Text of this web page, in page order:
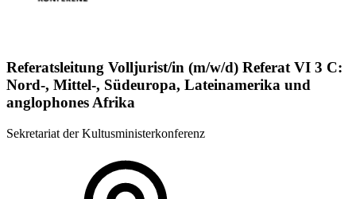
Referatsleitung Volljurist/in (m/w/d) Referat VI 3 C:
Nord-, Mittel-, Südeuropa, Lateinamerika und
anglophones Afrika
Sekretariat der Kultusministerkonferenz